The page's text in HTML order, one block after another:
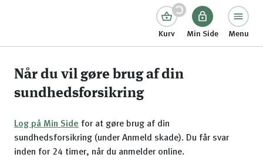
Kurv Min Side Menu
Når du vil gøre brug af din
sundhedsforsikring
Log på Min Side for at gøre brug af din
sundhedsforsikring (under Anmeld skade). Du får svar
inden for 24 timer, når du anmelder online.